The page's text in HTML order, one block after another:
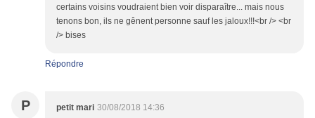
certains voisins voudraient bien voir disparaître... mais nous
tenons bon, ils ne gênent personne sauf les jaloux!!!<br /> <br
/> bises
Répondre
P petit mari 30/08/2018 14:36